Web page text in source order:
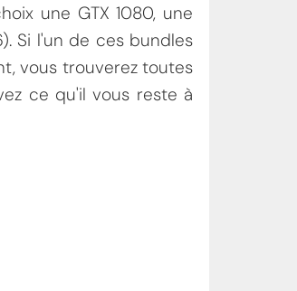
une GTX 1080, une
Si l'un de ces bundles
vous trouverez toutes
ce qu'il vous reste à